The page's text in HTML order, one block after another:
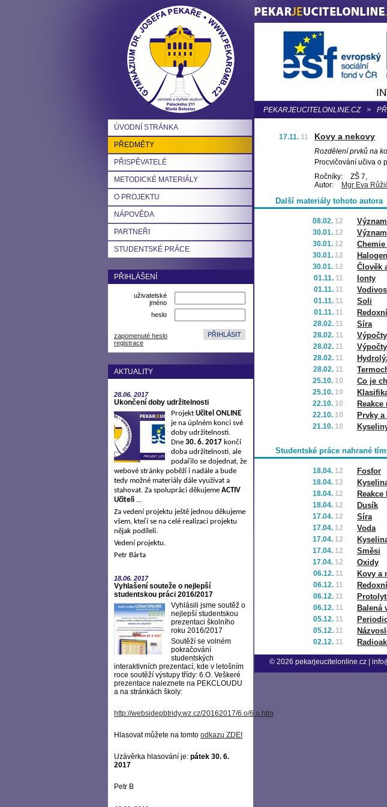
ÚVODNÍ STRÁNKA
PŘEDMĚTY
PŘISPĚVATELÉ
METODICKÉ MATERIÁLY
O PROJEKTU
NÁPOVĚDA
PARTNEŘI
STUDENTSKÉ PRÁCE
PŘIHLÁŠENÍ
uživatelské
jméno
heslo
zapomenuté heslo
registrace
AKTUALITY
28.06. 2017
Ukončení doby udržitelnosti
Projekt Učitel ONLINE
je na úplném konci své
doby udržitelnosti.
Dne 30. 6. 2017 končí
doba udržitelnosti, ale
podařilo se dojednat, že
webové stránky poběží i nadále a bude
tedy možné materiály dále využívat a
stahovat. Za spolupráci děkujeme ACTIV
Učiteli …
Za vedení projektu ještě jednou děkujeme
všem, kteří se na celé realizaci projektu
nějak podíleli.
Vedení projektu.
Petr Bárta
18.06. 2017
Vyhlašení souteže o nejlepší
studentskou práci 2016/2017
Vyhlásili jsme soutěž o
nejlepší studentskou
prezentaci školního
roku 2016/2017
Soutěží se volném
pokračování
studentských
interaktivních prezentací, kde v letošním
roce soutěží výstupy třídy: 6.O. Veškeré
prezentace naleznete na PEKCLOUDU
a na stránkách školy:
http://websidepbtridy.wz.cz/20162017/6.o/6.o.htm
Hlasovat můžete na tomto odkazu ZDE!
Uzávěrka hlasování je: pátek 30. 6.
2017
Petr B
PEKARJEUCITELONLINE.CZ >
17.11. 11 Kovy a nekovy
Rozdělení prvků na
Procvičování učiva o
Ročníky:
ZŠ 7,
Autor:
Mgr Eva
Další materiály tohoto autora
08.02. 12
30.01. 12
30.01. 12
30.01. 12
30.01. 12 Člověk
01.11. 11 Ionty
01.11. 11
01.11. 11 Soli
01.11. 11
28.02. 11 Síra
28.02. 11
28.02. 11
28.02. 11
28.02. 11
25.10. 10 Co je
25.10. 10
22.10. 10
22.10. 10 Prvky
21.10. 10
Studentské práce nahrané
18.04. 12 Fosfor
18.04. 12
18.04. 12
18.04. 12 Dusík
17.04. 12 Síra
17.04. 12 Voda
17.04. 12
17.04. 12 Směsi
17.04. 12 Oxidy
06.12. 11 Kovy a
06.12. 11
06.12. 11
06.12. 11 Balená
05.12. 11
05.12. 11
02.12. 11
© 2026 pekarjeucitelonline.cz